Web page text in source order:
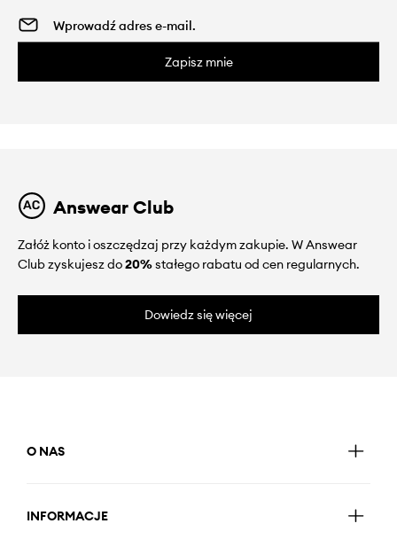
Zapisz mnie
Answear Club
Załóż konto i oszczędzaj przy każdym zakupie. W Answear
Club zyskujesz do20%stałego rabatu od cen regularnych.
Dowiedz się więcej
O NAS
INFORMACJE